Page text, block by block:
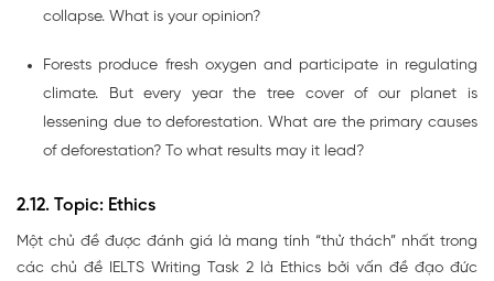
collapse. What is your opinion?
Forests produce fresh oxygen and participate in regulating
climate. But every year the tree cover of our planet is
lessening due to deforestation. What are the primary causes
of deforestation? To what results may it lead?
2.12. Topic: Ethics
Một chủ đề được đánh giá là mang tính “thử thách” nhất trong
các chủ đề IELTS Writing Task 2 là Ethics bởi vấn đề đạo đức